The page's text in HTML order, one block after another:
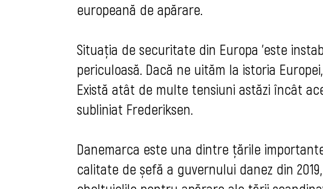
europeană de apărare.
Situația de securitate din Europa 'este
periculoasă. Dacă ne uităm la istoria
Există atât de multe tensiuni astăzi încât
subliniat Frederiksen.
Danemarca este una dintre țările
calitate de șefă a guvernului danez din